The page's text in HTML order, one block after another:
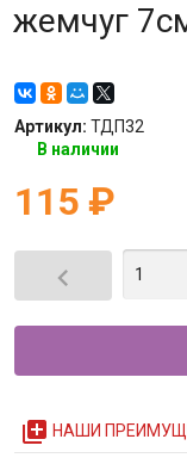
жемчуг
Артикул: ТДП32
В наличии
115 ₽

queue НАШИ